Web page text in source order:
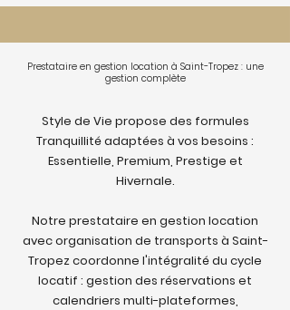
Prestataire en gestion location à Saint-Tropez : une
gestion complète
Style de Vie propose des formules
Tranquillité adaptées à vos besoins :
Essentielle, Premium, Prestige et
Hivernale.
Notre prestataire en gestion location
avec organisation de transports à Saint-
Tropez coordonne l'intégralité du cycle
locatif : gestion des réservations et
calendriers multi-plateformes,